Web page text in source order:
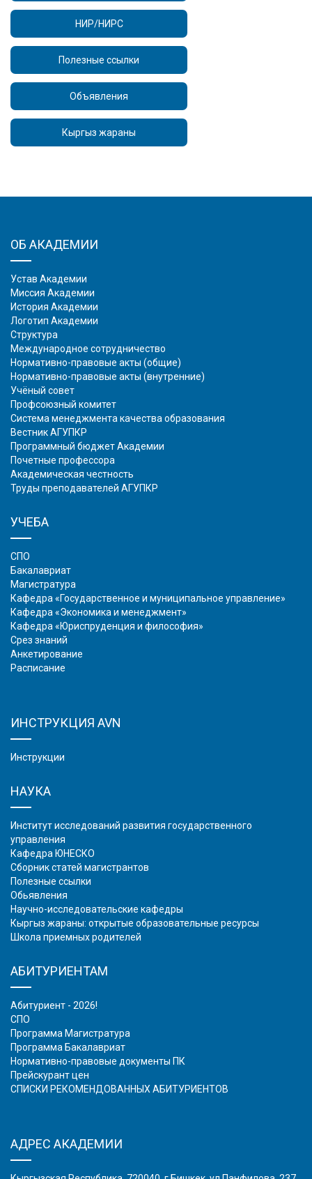
НИР/НИРС
Полезные ссылки
Объявления
Кыргыз жараны
ОБ АКАДЕМИИ
Устав Академии
Миссия Академии
История Академии
Логотип Академии
Структура
Международное сотрудничество
Нормативно-правовые акты (общие)
Нормативно-правовые акты (внутренние)
Учёный совет
Профсоюзный комитет
Система менеджмента качества образования
Вестник АГУПКР
Программный бюджет Академии
Почетные профессора
Академическая честность
Труды преподавателей АГУПКР
УЧЕБА
СПО
Бакалавриат
Магистратура
Кафедра «Государственное и муниципальное управление»
Кафедра «Экономика и менеджмент»
Кафедра «Юриспруденция и философия»
Срез знаний
Анкетирование
Расписание
ИНСТРУКЦИЯ AVN
Инструкции
НАУКА
Институт исследований развития государственного
управления
Кафедра ЮНЕСКО
Сборник статей магистрантов
Полезные ссылки
Обьявления
Научно-исследовательские кафедры
Кыргыз жараны: открытые образовательные ресурсы
Школа приемных родителей
АБИТУРИЕНТАМ
Абитуриент - 2026!
СПО
Программа Магистратура
Программа Бакалавриат
Нормативно-правовые документы ПК
Прейскурант цен
СПИСКИ РЕКОМЕНДОВАННЫХ АБИТУРИЕНТОВ
АДРЕС АКАДЕМИИ